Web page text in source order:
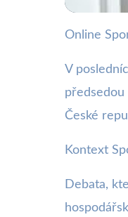
webya.cz
28. 9. 2025
Online
V
předsedou
České
Kontext
Debata,